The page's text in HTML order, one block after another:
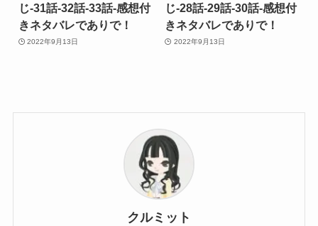
じ-31話-32話-33話-感想付
きネタバレでありで！
2022年9月13日
じ-28話-29話-30話-感想付
きネタバレでありで！
2022年9月13日
クルミット